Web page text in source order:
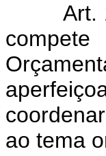
Art. 17.
ao tema